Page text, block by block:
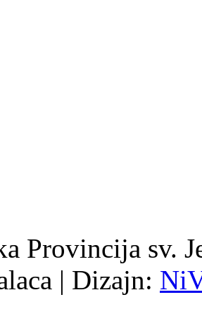
Provincija sv.
| Dizajn: